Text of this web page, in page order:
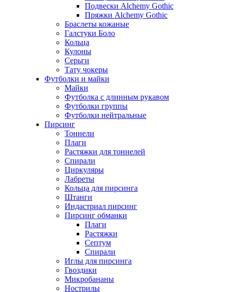
Подвески Alchemy Gothic
Пряжки Alchemy Gothic
Браслеты кожаные
Галстуки Боло
Кольца
Кулоны
Серьги
Тату чокеры
Футболки и майки
Майки
Футболка с длинным рукавом
Футболки группы
Футболки нейтральные
Пирсинг
Тоннели
Плаги
Растяжки для тоннелей
Спирали
Циркуляры
Лабреты
Кольца для пирсинга
Штанги
Индастриал пирсинг
Пирсинг обманки
Плаги
Растяжки
Септум
Спирали
Иглы для пирсинга
Гвоздики
Микробананы
Нострилы